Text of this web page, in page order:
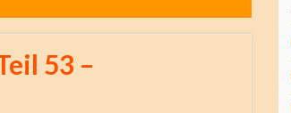
53 –